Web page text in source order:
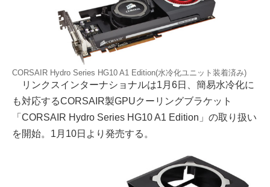
CORSAIR Hydro Series HG10 A1 Edition(水冷化ユニット装着済み)
リンクスインターナショナルは1月6日、簡易水冷化に
も対応するCORSAIR製GPUクーリングブラケット
「CORSAIR Hydro Series HG10 A1 Edition」の取り扱い
を開始。1月10日より発売する。